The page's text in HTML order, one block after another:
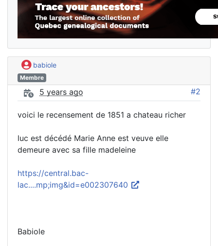
babiole
Membre
5 years ago #2
voici le recensement de 1851 a chateau richer
luc est décédé Marie Anne est veuve elle
demeure avec sa fille madeleine
https://central.bac-
lac....mp;img&id=e002307640
Babiole